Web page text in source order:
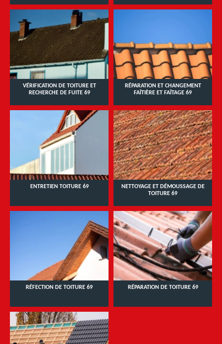
VÉRIFICATION DE TOITURE ET
RECHERCHE DE FUITE 69
RÉPARATION ET CHANGEMENT
FAÎTIÈRE ET FAÎTAGE 69
ENTRETIEN TOITURE 69
NETTOYAGE ET DÉMOUSSAGE DE
TOITURE 69
RÉFECTION DE TOITURE 69 RÉPARATION DE TOITURE 69